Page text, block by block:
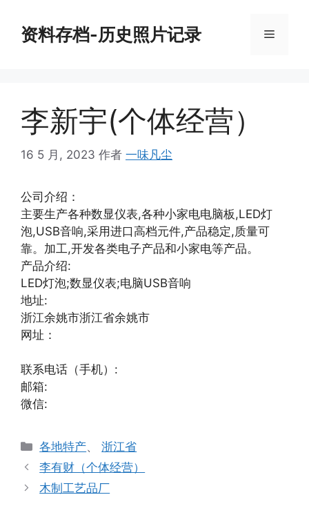
资料存档-历史照片记录 菜
李新宇(个体经营）
16 5 月, 2023 作者 一味凡尘
公司介绍：
主要生产各种数显仪表,各种小家电电脑板,LED灯
泡,USB音响,采用进口高档元件,产品稳定,质量可
靠。加工,开发各类电子产品和小家电等产品。
产品介绍:
LED灯泡;数显仪表;电脑USB音响
地址:
浙江余姚市浙江省余姚市
网址：
联系电话（手机）:
邮箱:
微信:
分
类
各地特产、浙江省
李有财（个体经营）
木制工艺品厂